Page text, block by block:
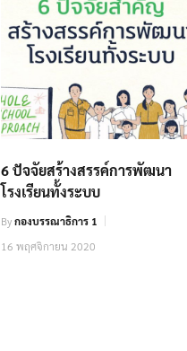
6 ปัจจัยสร้างสรรค์การพัฒนา
โรงเรียนทั้งระบบ
Byกองบรรณาธิการ 1
16 พฤศจิกายน 2020